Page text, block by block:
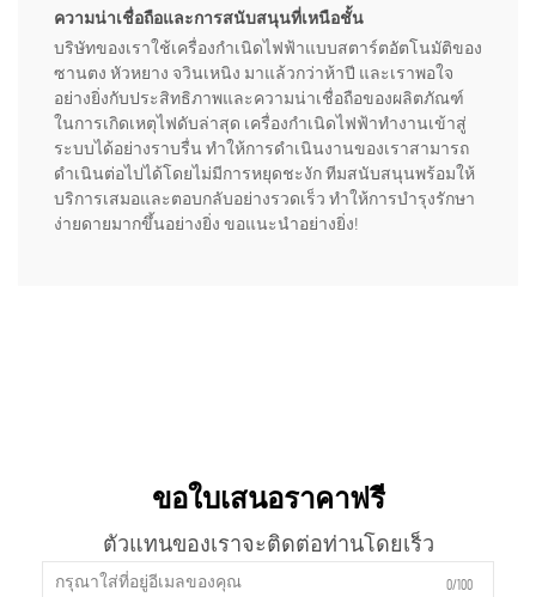
ความน่าเชื่อถือและการสนับสนุนที่เหนือชั้น
บริษัทของเราใช้เครื่องกำเนิดไฟฟ้าแบบสตาร์ตอัตโนมัติของ
ซานตง หัวหยาง จวินเหนิง มาแล้วกว่าห้าปี และเราพอใจ
อย่างยิ่งกับประสิทธิภาพและความน่าเชื่อถือของผลิตภัณฑ์
ในการเกิดเหตุไฟดับล่าสุด เครื่องกำเนิดไฟฟ้าทำงานเข้าสู่
ระบบได้อย่างราบรื่น ทำให้การดำเนินงานของเราสามารถ
ดำเนินต่อไปได้โดยไม่มีการหยุดชะงัก ทีมสนับสนุนพร้อมให้
บริการเสมอและตอบกลับอย่างรวดเร็ว ทำให้การบำรุงรักษา
ง่ายดายมากขึ้นอย่างยิ่ง ขอแนะนำอย่างยิ่ง!
ขอใบเสนอราคาฟรี
ตัวแทนของเราจะติดต่อท่านโดยเร็ว
0/100